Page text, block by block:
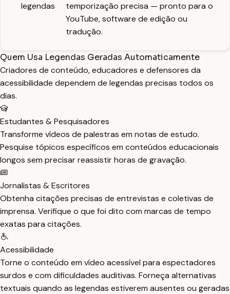
legendas
temporização precisa — pronto para o
YouTube, software de edição ou
tradução.
Quem Usa Legendas Geradas Automaticamente
Criadores de conteúdo, educadores e defensores da
acessibilidade dependem de legendas precisas todos os
dias.
Estudantes & Pesquisadores
Transforme vídeos de palestras em notas de estudo.
Pesquise tópicos específicos em conteúdos educacionais
longos sem precisar reassistir horas de gravação.
Jornalistas & Escritores
Obtenha citações precisas de entrevistas e coletivas de
imprensa. Verifique o que foi dito com marcas de tempo
exatas para citações.
Acessibilidade
Torne o conteúdo em vídeo acessível para espectadores
surdos e com dificuldades auditivas. Forneça alternativas
textuais quando as legendas estiverem ausentes ou geradas